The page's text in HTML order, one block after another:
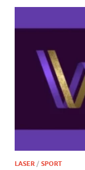
LASER / SPORT